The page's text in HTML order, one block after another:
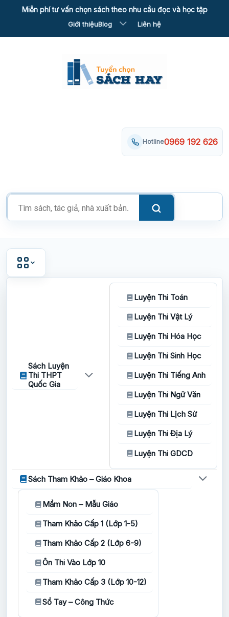
Miễn phí tư vấn chọn sách theo nhu cầu đọc và học tập
Giới thiệuBlog Liên hệ
Tìm
kiếm
phẩm
Hotline0969 192 626
Sách Luyện
Thi THPT
Quốc Gia
Luyện Thi Toán
Luyện Thi Vật Lý
Luyện Thi Hóa Học
Luyện Thi Sinh Học
Luyện Thi Tiếng Anh
Luyện Thi Ngữ Văn
Luyện Thi Lịch Sử
Luyện Thi Địa Lý
Luyện Thi GDCD
Sách Tham Khảo – Giáo Khoa
Mầm Non – Mẫu Giáo
Tham Khảo Cấp 1 (Lớp 1-5)
Tham Khảo Cấp 2 (Lớp 6-9)
Ôn Thi Vào Lớp 10
Tham Khảo Cấp 3 (Lớp 10-12)
Sổ Tay – Công Thức